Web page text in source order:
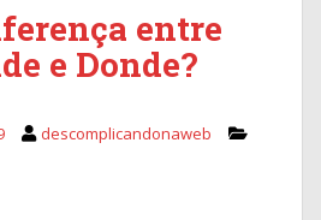
entre
e Donde?
descomplicandonaweb